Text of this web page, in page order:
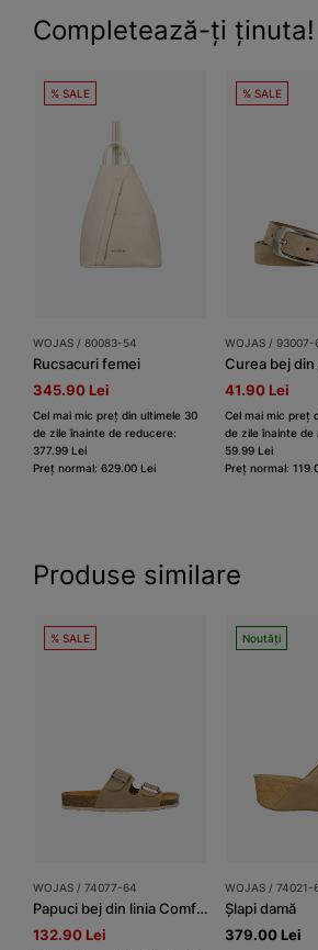
Completează-ți ținuta!
% SALE
WOJAS / 80083-54
Rucsacuri femei
345.90 Lei
Cel mai mic preț din ultimele 30
de zile înainte de reducere:
377.99 Lei
Preț normal: 629.00 Lei
% SALE
WOJAS / 93007-
41.90 Lei
Cel mai mic preț
de zile înainte de
59.99 Lei
Preț normal:
Produse similare
% SALE
WOJAS / 74077-64
Papuci bej din linia Comfort cu talpă din plută
132.90 Lei
Noutăți
WOJAS / 74021-
Șlapi damă
379.00 Lei